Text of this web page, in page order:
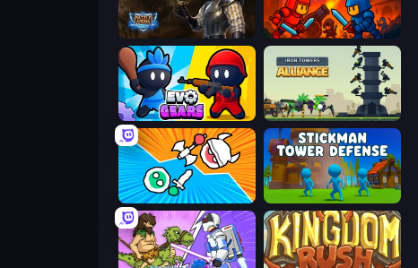
Battle Arena Throne Tactics
Evo Gears Iron Towers Alliance
Merge Knights!